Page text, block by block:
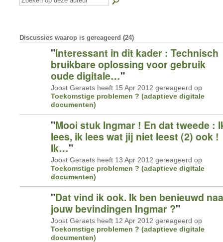
Discussies waarop is gereageerd (24)
"Interessant in dit kader : Technisch
bruikbare oplossing voor gebruik
oude digitale…"
Joost Geraets heeft 15 Apr 2012 gereageerd op
Toekomstige problemen ? (adaptieve digitale
documenten)
"Mooi stuk Ingmar ! En dat tweede :
lees, ik lees wat jij niet leest (2) ook !
Ik…"
Joost Geraets heeft 13 Apr 2012 gereageerd op
Toekomstige problemen ? (adaptieve digitale
documenten)
"Dat vind ik ook. Ik ben benieuwd
jouw bevindingen Ingmar ?"
Joost Geraets heeft 12 Apr 2012 gereageerd op
Toekomstige problemen ? (adaptieve digitale
documenten)